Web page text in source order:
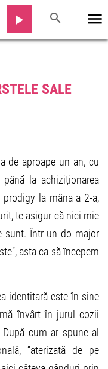
SALE
de aproape un an, cu
la achiziționarea
la mâna a 2-a,
te asigur că nici mie
sunt. Într-un do major
asta ca să începem
identitară este în sine
învârt în jurul cozii
cum ar spune al
“aterizată de pe